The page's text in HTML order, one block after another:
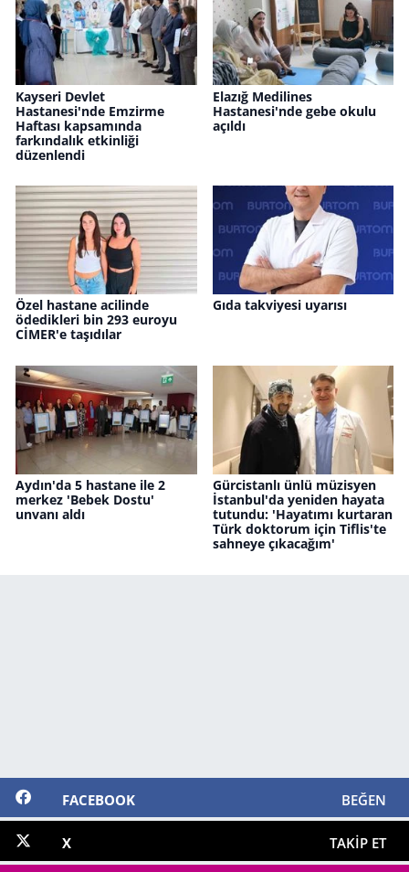
Kayseri Devlet
Hastanesi'nde Emzirme
Haftası kapsamında
farkındalık etkinliği
düzenlendi
Elazığ Medilines
Hastanesi'nde gebe okulu
açıldı
Özel hastane acilinde
ödedikleri bin 293 euroyu
CİMER'e taşıdılar
Gıda takviyesi uyarısı
Aydın'da 5 hastane ile 2
merkez 'Bebek Dostu'
unvanı aldı
Gürcistanlı ünlü müzisyen
İstanbul'da yeniden hayata
tutundu: 'Hayatımı kurtaran
Türk doktorum için Tiflis'te
sahneye çıkacağım'
FACEBOOK BEĞEN
X TAKIP ET